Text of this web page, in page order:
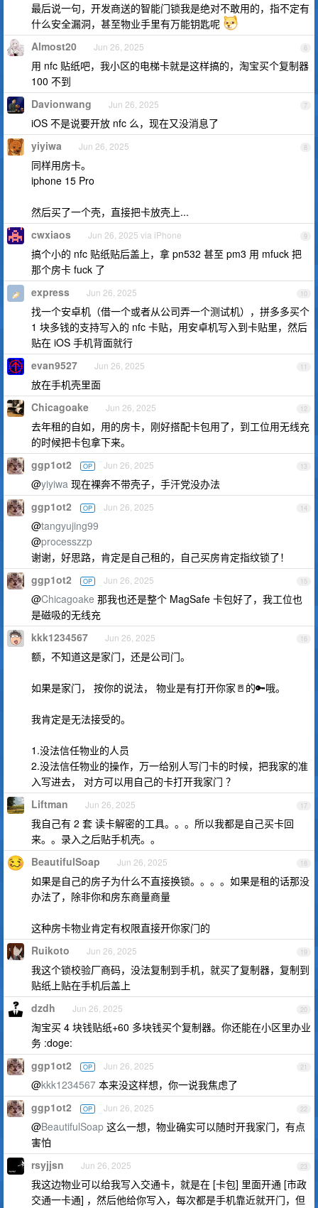
最后说一句，开发商送的智能门锁我是绝对不敢用的，指不定有
什么安全漏洞，甚至物业手里有万能钥匙呢
6
Almost20 Jun 26, 2025
用 nfc 贴纸吧，我小区的电梯卡就是这样搞的，淘宝买个复制器
100 不到
7
Davionwang Jun 26, 2025
iOS 不是说要开放 nfc 么，现在又没消息了
8
yiyiwa Jun 26, 2025
同样用房卡。
iphone 15 Pro
然后买了一个壳，直接把卡放壳上...
9
cwxiaos Jun 26, 2025 via iPhone
搞个小的 nfc 贴纸贴后盖上，拿 pn532 甚至 pm3 用 mfuck 把
那个房卡 fuck 了
10
express Jun 26, 2025
找一个安卓机（借一个或者从公司弄一个测试机），拼多多买个
1 块多钱的支持写入的 nfc 卡贴，用安卓机写入到卡贴里，然后
贴在 iOS 手机背面就行
11
evan9527 Jun 26, 2025
放在手机壳里面
12
Chicagoake Jun 26, 2025
去年租的自如，用的房卡，刚好搭配卡包用了，到工位用无线充
的时候把卡包拿下来。
13
ggp1ot2 OP Jun 26, 2025
@yiyiwa 现在裸奔不带壳子，手汗党没办法
14
ggp1ot2 OP Jun 26, 2025
@tangyujing99
@processzzp
谢谢，好思路，肯定是自己租的，自己买房肯定指纹锁了！
15
ggp1ot2 OP Jun 26, 2025
@Chicagoake 那我也还是整个 MagSafe 卡包好了，我工位也
是磁吸的无线充
16
kkk1234567 Jun 26, 2025
额，不知道这是家门，还是公司门。
如果是家门， 按你的说法， 物业是有打开你家🚪的🔑哦。
我肯定是无法接受的。
1.没法信任物业的人员
2.没法信任物业的操作，万一给别人写门卡的时候，把我家的准
入写进去， 对方可以用自己的卡打开我家门 ？
17
Liftman Jun 26, 2025
我自己有 2 套 读卡解密的工具。。。所以我都是自己买卡回
来。。录入之后贴手机壳。。
18
BeautifulSoap Jun 26, 2025
如果是自己的房子为什么不直接换锁。。。。如果是租的话那没
办法了，除非你和房东商量商量
这种房卡物业肯定有权限直接开你家门的
19
Ruikoto Jun 26, 2025
我这个锁校验厂商码，没法复制到手机，就买了复制器，复制到
贴纸上贴在手机后盖上
20
dzdh Jun 26, 2025
淘宝买 4 块钱贴纸+60 多块钱买个复制器。你还能在小区里办业
务 :doge:
21
ggp1ot2 OP Jun 26, 2025
@kkk1234567 本来没这样想，你一说我焦虑了
22
ggp1ot2 OP Jun 26, 2025
@BeautifulSoap 这么一想，物业确实可以随时开我家门，有点
害怕
23
rsyjjsn Jun 26, 2025
我这边物业可以给我写入交通卡，就是在 [卡包] 里面开通 [市政
交通一卡通] ，然后他给你写入，每次都是手机靠近就开门，但